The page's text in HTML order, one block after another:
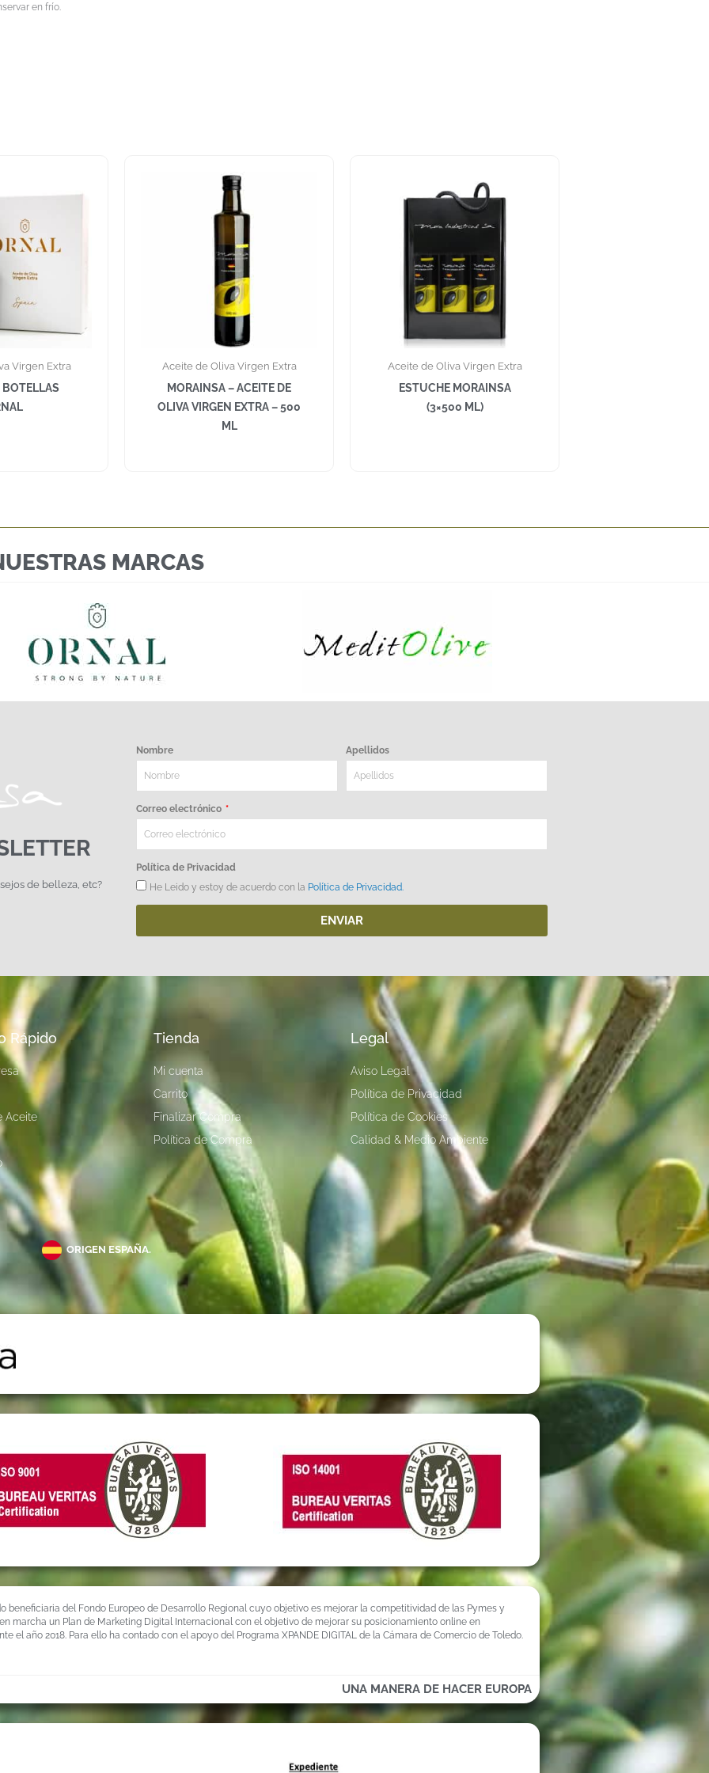
en frío.
Virgen Extra
BOTELLAS
Aceite de Oliva Virgen Extra
MORAINSA – ACEITE DE
OLIVA VIRGEN EXTRA – 500
ML
Aceite de Oliva Virgen Extra
ESTUCHE MORAINSA
(3×500 ML)
MARCAS
de belleza, etc?
Nombre Apellidos
Correo electrónico
Política de Privacidad
He Leido y estoy de acuerdo con la Política de Privacidad.
ENVIAR
Rápido
Aceite
Tienda
Mi cuenta
Carrito
Finalizar Compra
Política de Compra
Legal
Aviso Legal
Política de Privacidad
Política de Cookies
Calidad & Medio Ambiente
ORIGEN ESPAÑA.
beneficiaria del Fondo Europeo de Desarrollo Regional cuyo objetivo es mejorar la competitividad de las Pymes y
marcha un Plan de Marketing Digital Internacional con el objetivo de mejorar su posicionamiento online en
el año 2018. Para ello ha contado con el apoyo del Programa XPANDE DIGITAL de la Cámara de Comercio de Toledo.
UNA MANERA DE HACER EUROPA